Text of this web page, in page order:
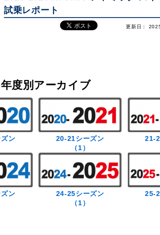
試乗レポート
更新日：
度別アーカイブ
ン
20-21シーズン
（1）
21-
ン
24-25シーズン
（1）
25-